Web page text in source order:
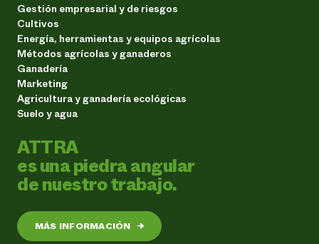
Gestión empresarial y de riesgos
Cultivos
Energía, herramientas y equipos agrícolas
Métodos agrícolas y ganaderos
Ganadería
Marketing
Agricultura y ganadería ecológicas
Suelo y agua
ATTRA
es una piedra angular
de nuestro trabajo.
MÁS INFORMACIÓN →